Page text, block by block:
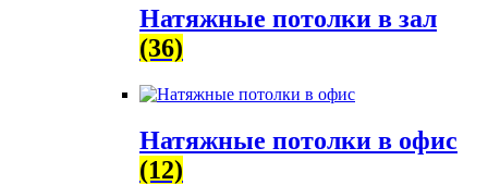
Натяжные потолки в зал
(36)
Натяжные потолки в офис
(12)